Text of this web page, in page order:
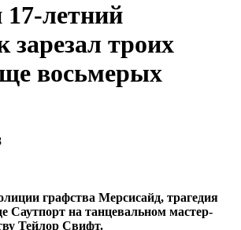
летний
зарезал троих
восьмерых
графства Мерсисайд, трагедия
Саутпорт на танцевальном мастер-
Тейлор Свифт.